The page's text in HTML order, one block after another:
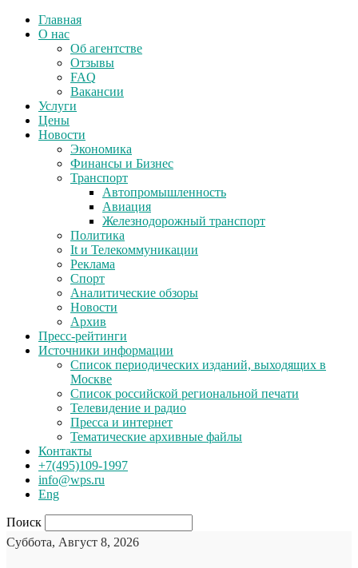
Главная
О нас
Об агентстве
Отзывы
FAQ
Вакансии
Услуги
Цены
Новости
Экономика
Финансы и Бизнес
Транспорт
Автопромышленность
Авиация
Железнодорожный транспорт
Политика
It и Телекоммуникации
Реклама
Спорт
Аналитические обзоры
Новости
Архив
Пресс-рейтинги
Источники информации
Список периодических изданий, выходящих в
Москве
Список российской региональной печати
Телевидение и радио
Пресса и интернет
Тематические архивные файлы
Контакты
+7(495)109-1997
info@wps.ru
Eng
Поиск
Суббота, Август 8, 2026